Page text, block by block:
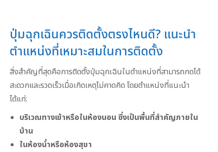
ปุ่มฉุกเฉินควรติดตั้งตรงไหนดี? แนะนำ
ตำแหน่งที่เหมาะสมในการติดตั้ง
สิ่งสำคัญที่สุดคือการติดตั้งปุ่มฉุกเฉินในตำแหน่งที่สามารถกดได้
สะดวกและรวดเร็วเมื่อเกิดเหตุไม่คาดคิด โดยตำแหน่งที่แนะนำ
ได้แก่:
บริเวณทางเข้าหรือในห้องนอน ซึ่งเป็นพื้นที่สำคัญภายใน
บ้าน
ในห้องน้ำหรือห้องสุขา